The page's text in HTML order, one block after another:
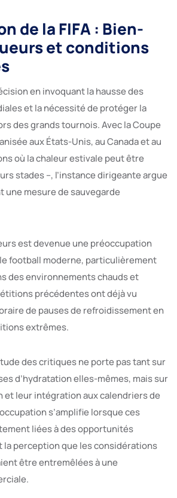
de la FIFA : Bien-
et conditions
en invoquant la hausse des
et la nécessité de protéger la
des grands tournois. Avec la Coupe
aux États-Unis, au Canada et au
où la chaleur estivale peut être
stades –, l’instance dirigeante argue
une mesure de sauvegarde
est devenue une préoccupation
football moderne, particulièrement
des environnements chauds et
précédentes ont déjà vu
de pauses de refroidissement en
extrêmes.
des critiques ne porte pas tant sur
d’hydratation elles-mêmes, mais sur
et leur intégration aux calendriers de
s’amplifie lorsque ces
liées à des opportunités
la perception que les considérations
être entremêlées à une